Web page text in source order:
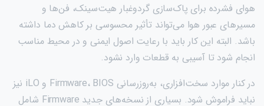
هوای فشرده برای پاک‌سازی گردوغبار هیت‌سینک، فن‌ها و
مسیرهای عبور هوا می‌تواند تأثیر محسوسی بر کاهش دما داشته
باشد. البته این کار باید با رعایت اصول ایمنی و در محیط مناسب
انجام شود تا آسیبی به قطعات وارد نشود.
در کنار موارد سخت‌افزاری، به‌روزرسانی Firmware، BIOS و iLO نیز
نباید فراموش شود. بسیاری از نسخه‌های جدید Firmware شامل